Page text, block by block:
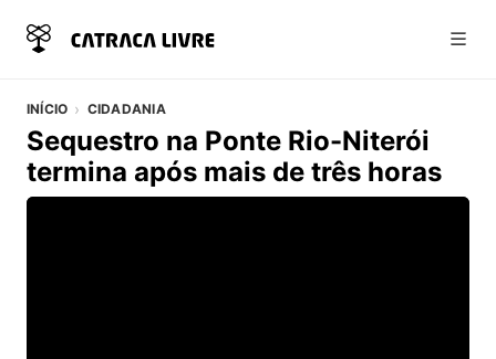
INÍCIO CIDADANIA
Sequestro na Ponte Rio-Niterói
termina após mais de três horas
Vídeo do artigo